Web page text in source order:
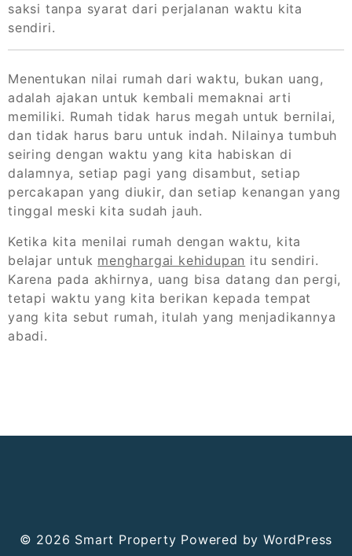
saksi tanpa syarat dari perjalanan waktu kita
sendiri.
Menentukan nilai rumah dari waktu, bukan uang,
adalah ajakan untuk kembali memaknai arti
memiliki. Rumah tidak harus megah untuk bernilai,
dan tidak harus baru untuk indah. Nilainya tumbuh
seiring dengan waktu yang kita habiskan di
dalamnya, setiap pagi yang disambut, setiap
percakapan yang diukir, dan setiap kenangan yang
tinggal meski kita sudah jauh.
Ketika kita menilai rumah dengan waktu, kita
belajar untuk menghargai kehidupan itu sendiri.
Karena pada akhirnya, uang bisa datang dan pergi,
tetapi waktu yang kita berikan kepada tempat
yang kita sebut rumah, itulah yang menjadikannya
abadi.
© 2026 Smart Property Powered by WordPress